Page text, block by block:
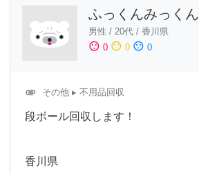
ふっくんみっくん
男性 / 20代 / 香川県
sentiment_satisfied 0 sentiment_neutral 0 sentiment_dissatisfied 0
attachment その他 ▸ 不用品回収
段ボール回収します！
香川県